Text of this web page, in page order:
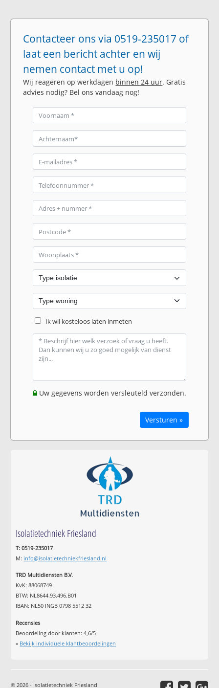
Contacteer ons via 0519-235017 of
laat een bericht achter en wij
nemen contact met u op!
Wij reageren op werkdagen binnen 24 uur. Gratis
advies nodig? Bel ons vandaag nog!
Ik wil kosteloos laten inmeten
Uw gegevens worden versleuteld verzonden.
Versturen »
Isolatietechniek Friesland
T: 0519-235017
M: info@isolatietechniekfriesland.nl
TRD Multidiensten B.V.
KvK: 88068749
BTW: NL8644.93.496.B01
IBAN: NL50 INGB 0798 5512 32
Recensies
Beoordeling door klanten:4,6/5
» Bekijk individuele klantbeoordelingen
© 2026 - Isolatietechniek Friesland